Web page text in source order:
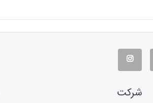
شرکت